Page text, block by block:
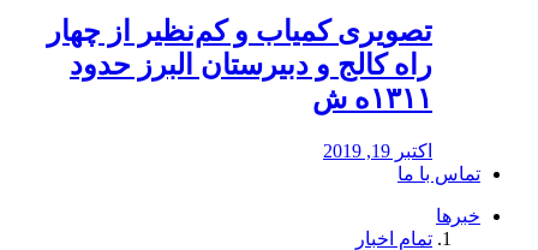
️تصویری کمیاب و کم‌نظیر از چهار
راه كالج و دبيرستان البرز حدود
۱۳۱۱ه ش
اکتبر 19, 2019
تماس با ما
خبرها
تمام اخبار